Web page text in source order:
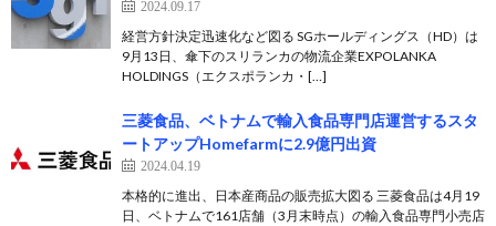
2024.09.17
経営方針決定迅速化など図る SGホールディングス（HD）は
9月13日、傘下のスリランカの物流企業EXPOLANKA
HOLDINGS（エクスポランカ・[…]
三菱食品、ベトナムで輸入食品専門店運営するスタ
ートアップHomefarmに2.9億円出資
2024.04.19
本格的に進出、日本産商品の販売拡大図る 三菱食品は4月19
日、ベトナムで161店舗（3月末時点）の輸入食品専門小売店